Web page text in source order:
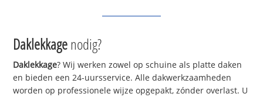
Daklekkagenodig?
Daklekkage? Wij werken zowel op schuine als platte daken
en bieden een 24-uursservice. Alle dakwerkzaamheden
worden op professionele wijze opgepakt, zónder overlast. U